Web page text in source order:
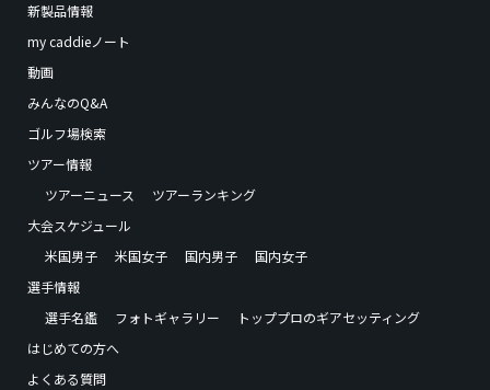
新製品情報
my caddieノート
動画
みんなのQ&A
ゴルフ場検索
ツアー情報
ツアーニュース
ツアーランキング
大会スケジュール
米国男子
米国女子 国内男子
国内女子
選手情報
選手名鑑
フォトギャラリー
トッププロのギアセッティング
はじめての方へ
よくある質問